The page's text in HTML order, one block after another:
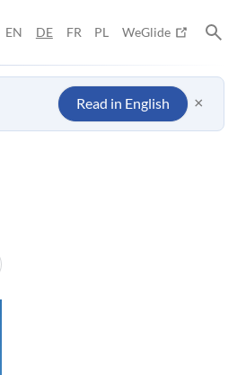
EN DE FR PL WeGlide
Read in English ×